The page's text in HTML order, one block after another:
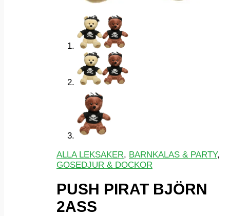
ALLA LEKSAKER, BARNKALAS & PARTY,
GOSEDJUR & DOCKOR
PUSH PIRAT BJÖRN
2ASS